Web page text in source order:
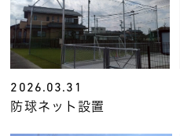
2026.03.31
防球ネット設置